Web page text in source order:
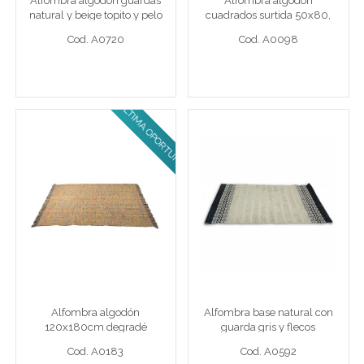
Cod. A0720
natural y beige topito y pelo
Cod. A0720
Cod. A0098
cuadrados surtida 50x80,
Cod. A0098
ULTIMA OPORTUNIDAD!
Alfombra algodón
Cod. A0183
Alfombra algodón
120x180cm degradé
Cod. A0183
Alfombra base natural
Cod. A0592
Alfombra base natural con
guarda gris y flecos
Cod. A0592